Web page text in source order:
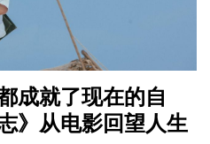
成就了现在的自
》从电影回望人生